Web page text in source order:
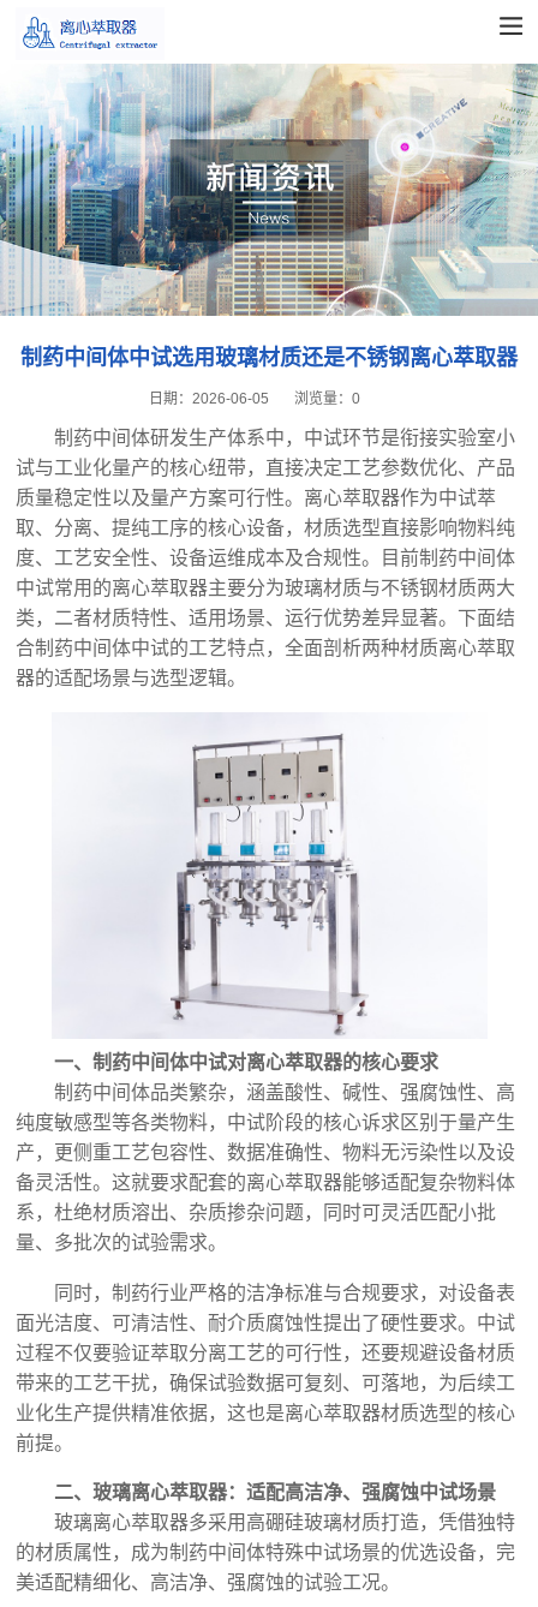
制药中间体中试选用玻璃材质还是不锈钢离心萃取器
2026-06-05
日期： 浏览量：0
制药中间体研发生产体系中，中试环节是衔接实验室小
试与工业化量产的核心纽带，直接决定工艺参数优化、产品
质量稳定性以及量产方案可行性。离心萃取器作为中试萃
取、分离、提纯工序的核心设备，材质选型直接影响物料纯
度、工艺安全性、设备运维成本及合规性。目前制药中间体
中试常用的离心萃取器主要分为玻璃材质与不锈钢材质两大
类，二者材质特性、适用场景、运行优势差异显著。下面结
合制药中间体中试的工艺特点，全面剖析两种材质离心萃取
器的适配场景与选型逻辑。
一、制药中间体中试对离心萃取器的核心要求
制药中间体品类繁杂，涵盖酸性、碱性、强腐蚀性、高
纯度敏感型等各类物料，中试阶段的核心诉求区别于量产生
产，更侧重工艺包容性、数据准确性、物料无污染性以及设
备灵活性。这就要求配套的离心萃取器能够适配复杂物料体
系，杜绝材质溶出、杂质掺杂问题，同时可灵活匹配小批
量、多批次的试验需求。
同时，制药行业严格的洁净标准与合规要求，对设备表
面光洁度、可清洁性、耐介质腐蚀性提出了硬性要求。中试
过程不仅要验证萃取分离工艺的可行性，还要规避设备材质
带来的工艺干扰，确保试验数据可复刻、可落地，为后续工
业化生产提供精准依据，这也是离心萃取器材质选型的核心
前提。
二、玻璃离心萃取器：适配高洁净、强腐蚀中试场景
玻璃离心萃取器多采用高硼硅玻璃材质打造，凭借独特
的材质属性，成为制药中间体特殊中试场景的优选设备，完
美适配精细化、高洁净、强腐蚀的试验工况。